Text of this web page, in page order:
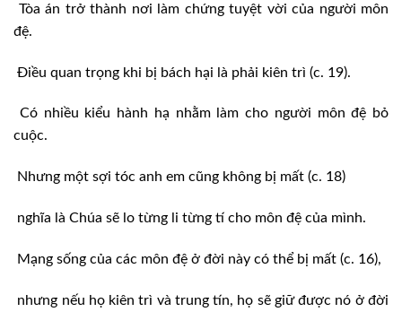
Tòa án trở thành nơi làm chứng tuyệt vời của người môn
đệ.
Điều quan trọng khi bị bách hại là phải kiên trì (c. 19).
Có nhiều kiểu hành hạ nhằm làm cho người môn đệ bỏ
cuộc.
Nhưng một sợi tóc anh em cũng không bị mất (c. 18)
nghĩa là Chúa sẽ lo từng li từng tí cho môn đệ của mình.
Mạng sống của các môn đệ ở đời này có thể bị mất (c. 16),
nhưng nếu họ kiên trì và trung tín, họ sẽ giữ được nó ở đời